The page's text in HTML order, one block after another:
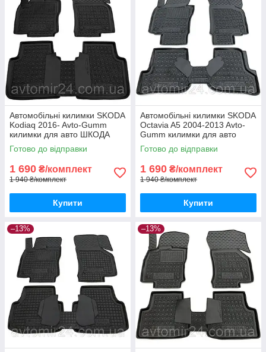
Автомобільні килимки SKODA
Kodiaq 2016- Avto-Gumm
килимки для авто ШКОДА
Кодіак 2016- Автогум
Готово до відправки
1 690 ₴/комплект
1 940 ₴/комплект
Купити
Автомобільні килимки SKODA
Octavia A5 2004-2013 Avto-
Gumm килимки для авто
ШКОДА Октавія А5 2004-
2013 Автогум
Готово до відправки
1 690 ₴/комплект
1 940 ₴/комплект
Купити
–13% –13%